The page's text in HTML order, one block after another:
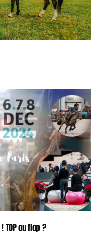
TOP ou flop ?